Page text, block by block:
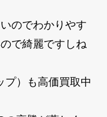
のでわかりやす
で綺麗ですしね
プ）も高価買取中